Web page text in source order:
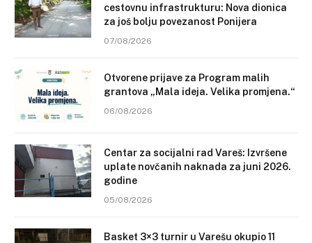
cestovnu infrastrukturu: Nova dionica
za još bolju povezanost Ponijera
07/08/2026
Otvorene prijave za Program malih
grantova „Mala ideja. Velika promjena.“
06/08/2026
Centar za socijalni rad Vareš: Izvršene
uplate novčanih naknada za juni 2026.
godine
05/08/2026
Basket 3×3 turnir u Varešu okupio 11